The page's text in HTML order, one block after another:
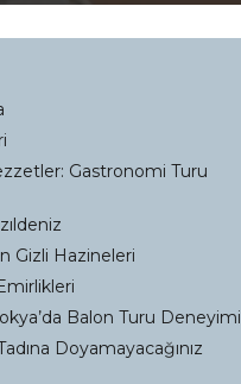
Gastronomi Turu
Gizli Hazineleri
Balon Turu Deneyimi
Doyamayacağınız